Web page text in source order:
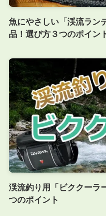
魚にやさしい「渓流ラン
品！選び方３つのポイン
渓流釣り用「ビククーラ
つのポイント